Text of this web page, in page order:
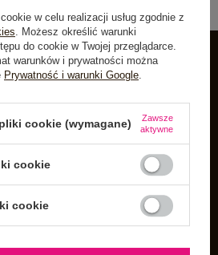
w celu realizacji usług zgodnie z
. Możesz określić warunki
do cookie w Twojej przeglądarce.
warunków i prywatności można
Prywatność i warunki Google.
cookie (wymagane)
Zawsze
aktywne
cookie
cookie